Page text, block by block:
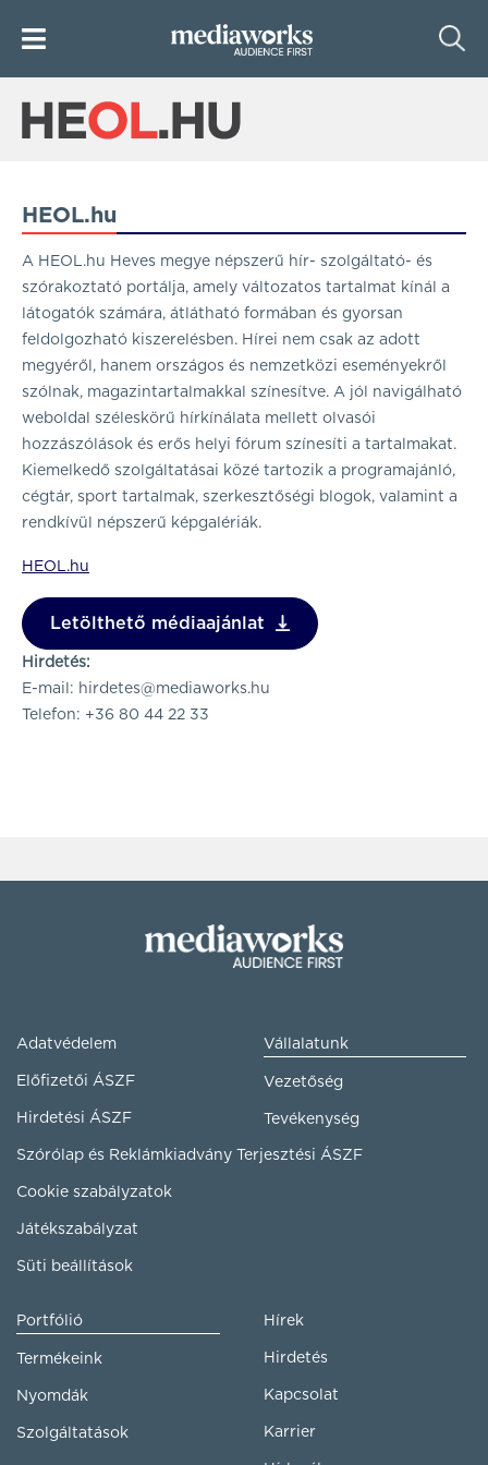
HEOL.hu
A HEOL.hu Heves megye népszerű hír- szolgáltató- és
szórakoztató por­tálja, amely változatos tartalmat kínál a
látogatók számára, átlátható formában és gyorsan
feldolgozható kiszerelésben. Hírei nem csak az adott
megyéről, hanem országos és nemzetközi eseményekről
szólnak, magazintartalmakkal színesítve. A jól navigálható
weboldal széleskörű hírkínálata mellett olvasói
hozzászólások és erős helyi fórum színesíti a tartalmakat.
Kiemelkedő szolgáltatásai közé tartozik a programaján­ló,
cégtár, sport tartalmak, szerkesztőségi blogok, valamint a
rendkívül népszerű képgalériák.
HEOL.hu
Letölthető médiaajánlat
Hirdetés:
E-mail: hirdetes@mediaworks.hu
Telefon: +36 80 44 22 33
Adatvédelem
Előfizetői ÁSZF
Hirdetési ÁSZF
Szórólap és Reklámkiadvány Terjesztési ÁSZF
Cookie szabályzatok
Játékszabályzat
Süti beállítások
Vállalatunk
Vezetőség
Tevékenység
Portfólió
Termékeink
Nyomdák
Szolgáltatások
Hírek
Hirdetés
Kapcsolat
Karrier